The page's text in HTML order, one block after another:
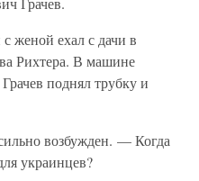
женой ехал с дачи в
Рихтера. В машине
поднял трубку и
возбужден. — Когда
украинцев?